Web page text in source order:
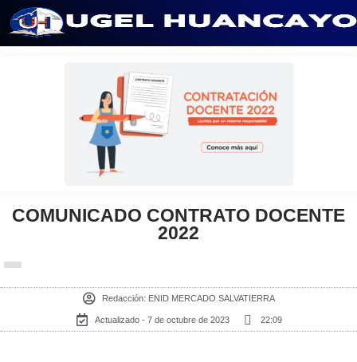
COMUNICADO CONTRATO DOCENTE
2022
Redacción: ENID MERCADO SALVATIERRA
Actualizado - 7 de octubre de 2023 22:09